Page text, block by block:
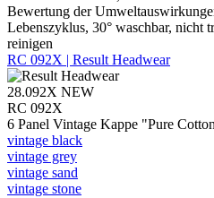
Bewertung der
Lebenszyklus, 30° waschbar, nicht
reinigen
RC 092X | Result Headwear
28.092X NEW
RC 092X
6 Panel Vintage Kappe "Pure
vintage black
vintage grey
vintage sand
vintage stone